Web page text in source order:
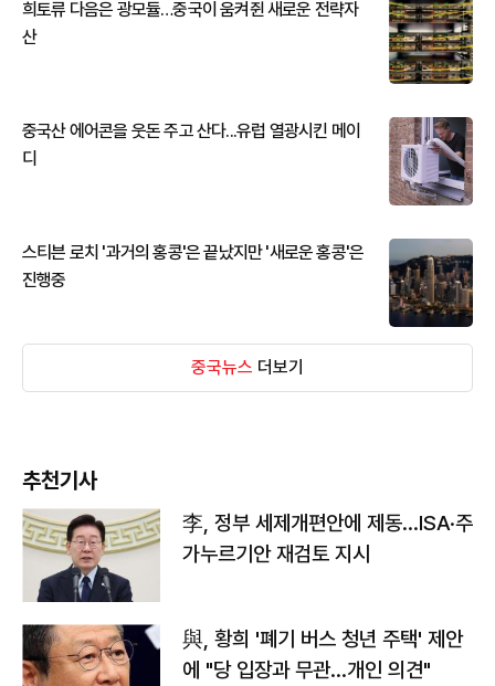
희토류 다음은 광모듈…중국이 움켜쥔 새로운 전략자
산
중국산 에어콘을 웃돈 주고 산다...유럽 열광시킨 메이
디
스티븐 로치 '과거의 홍콩'은 끝났지만 '새로운 홍콩'은
진행중
중국뉴스 더보기
추천기사
李, 정부 세제개편안에 제동…ISA·주
가누르기안 재검토 지시
與, 황희 '폐기 버스 청년 주택' 제안
에 "당 입장과 무관…개인 의견"